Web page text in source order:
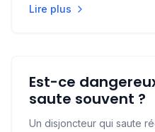
Lire plus
Est-ce
saute souvent ?
Un disjoncteur qui saute